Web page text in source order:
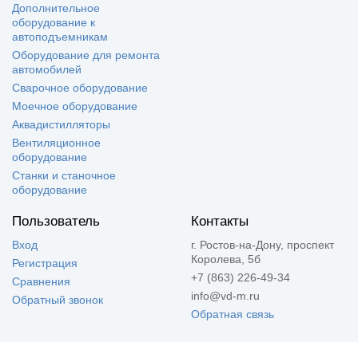
Дополнительное
оборудование к
автоподъемникам
Оборудование для ремонта
автомобилей
Сварочное оборудование
Моечное оборудование
Аквадистилляторы
Вентиляционное
оборудование
Станки и станочное
оборудование
Пользователь
Вход
Регистрация
Сравнения
Обратный звонок
Контакты
г. Ростов-на-Дону, проспект
Королева, 5б
+7 (863) 226-49-34
info@vd-m.ru
Обратная связь